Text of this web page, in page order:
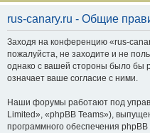
rus-canary.ru - Общие
Заходя на конференцию «rus-
пожалуйста, не заходите и не
однако с вашей стороны было бы
означает ваше согласие с ними.
Наши форумы работают под
Limited», «phpBB Teams»),
программного обеспечения